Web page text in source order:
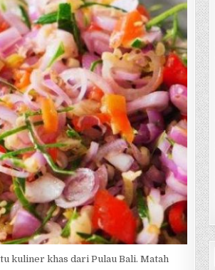
kuliner khas dari Pulau Bali. Matah